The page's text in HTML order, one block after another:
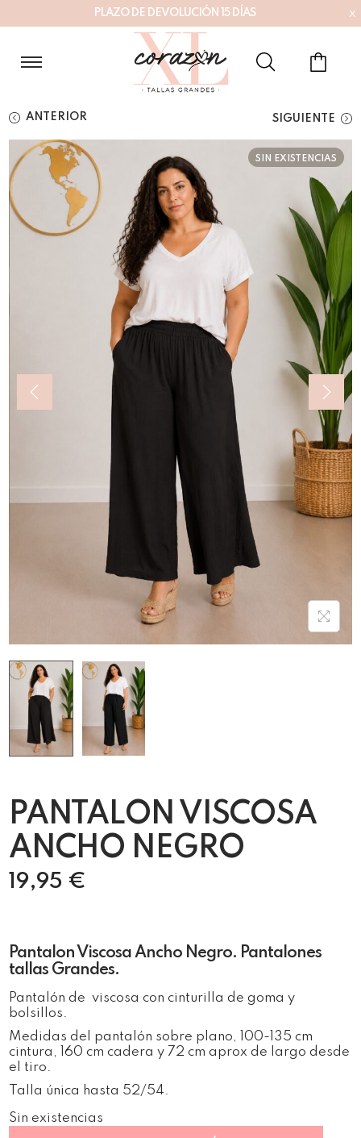
PLAZO DE DEVOLUCI ÓN 5 DÍ AS x
ANTERIOR SIGUIENTE
SIN EXISTENCIAS
PANTALON VISCOSA
ANCHO NEGRO
19,95 €
Pantalon Viscosa Ancho Negro. Pantalones
tallas Grandes.
Pantalón de viscosa con cinturilla de goma y
bolsillos.
Medidas del pantalón sobre plano, 100-135 cm
cintura, 160 cm cadera y 72 cm aprox de largo desde
el tiro.
Talla única hasta 52/54.
Sin existencias